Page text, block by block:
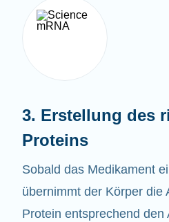
3. Erstellung des
Proteins
Sobald das Medikament
übernimmt der Körper die
Protein entsprechend den